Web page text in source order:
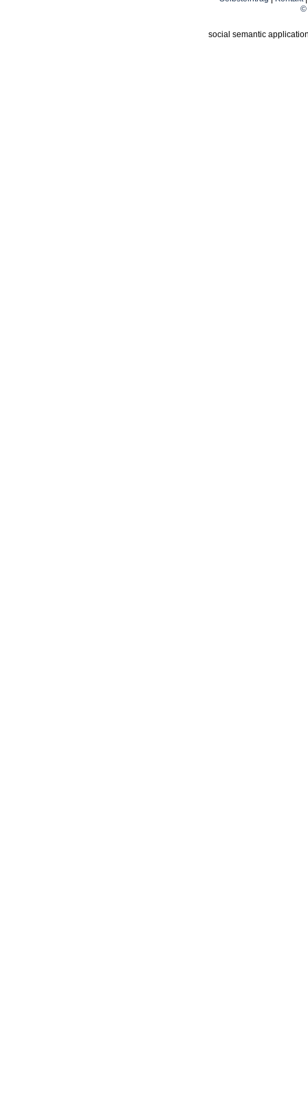
©
social semantic